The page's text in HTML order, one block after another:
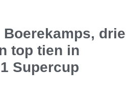
drie
top tien in
Supercup